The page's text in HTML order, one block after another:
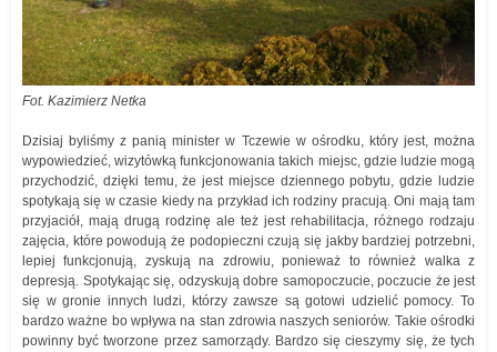
Fot. Kazimierz Netka
Dzisiaj byliśmy z panią minister w Tczewie w ośrodku, który jest, można
wypowiedzieć, wizytówką funkcjonowania takich miejsc, gdzie ludzie mogą
przychodzić, dzięki temu, że jest miejsce dziennego pobytu, gdzie ludzie
spotykają się w czasie kiedy na przykład ich rodziny pracują. Oni mają tam
przyjaciół, mają drugą rodzinę ale też jest rehabilitacja, różnego rodzaju
zajęcia, które powodują że podopieczni czują się jakby bardziej potrzebni,
lepiej funkcjonują, zyskują na zdrowiu, ponieważ to również walka z
depresją. Spotykając się, odzyskują dobre samopoczucie, poczucie że jest
się w gronie innych ludzi, którzy zawsze są gotowi udzielić pomocy. To
bardzo ważne bo wpływa na stan zdrowia naszych seniorów. Takie ośrodki
powinny być tworzone przez samorządy. Bardzo się cieszymy się, że tych